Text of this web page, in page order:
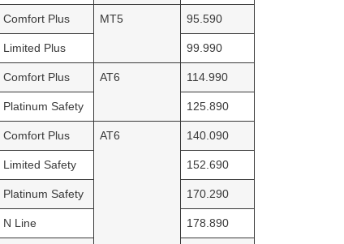
Comfort Plus MT5 95.590
Limited Plus 99.990
Comfort Plus AT6 114.990
Platinum Safety 125.890
Comfort Plus AT6 140.090
Limited Safety 152.690
Platinum Safety 170.290
N Line 178.890